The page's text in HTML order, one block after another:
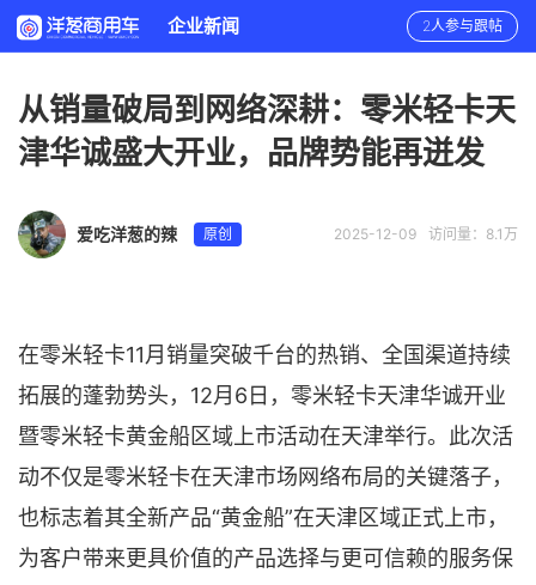
企业新闻 2人参与跟帖
从销量破局到网络深耕：零米轻卡天
津华诚盛大开业，品牌势能再迸发
访问量：8.1万
2025-12-09
爱吃洋葱的辣 原创
在零米轻卡11月销量突破千台的热销、全国渠道持续
拓展的蓬勃势头，12月6日，零米轻卡天津华诚开业
暨零米轻卡黄金船区域上市活动在天津举行。此次活
动不仅是零米轻卡在天津市场网络布局的关键落子，
也标志着其全新产品“黄金船”在天津区域正式上市，
为客户带来更具价值的产品选择与更可信赖的服务保